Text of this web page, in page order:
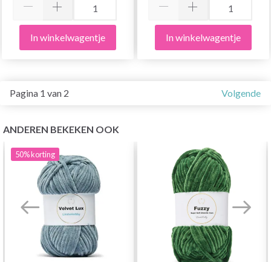
In winkelwagentje In winkelwagentje
Pagina 1 van 2 Volgende
ANDEREN BEKEKEN OOK
50%korting